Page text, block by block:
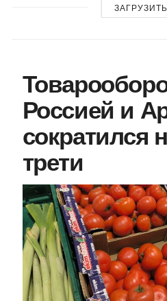
Россией и
сократился
трети